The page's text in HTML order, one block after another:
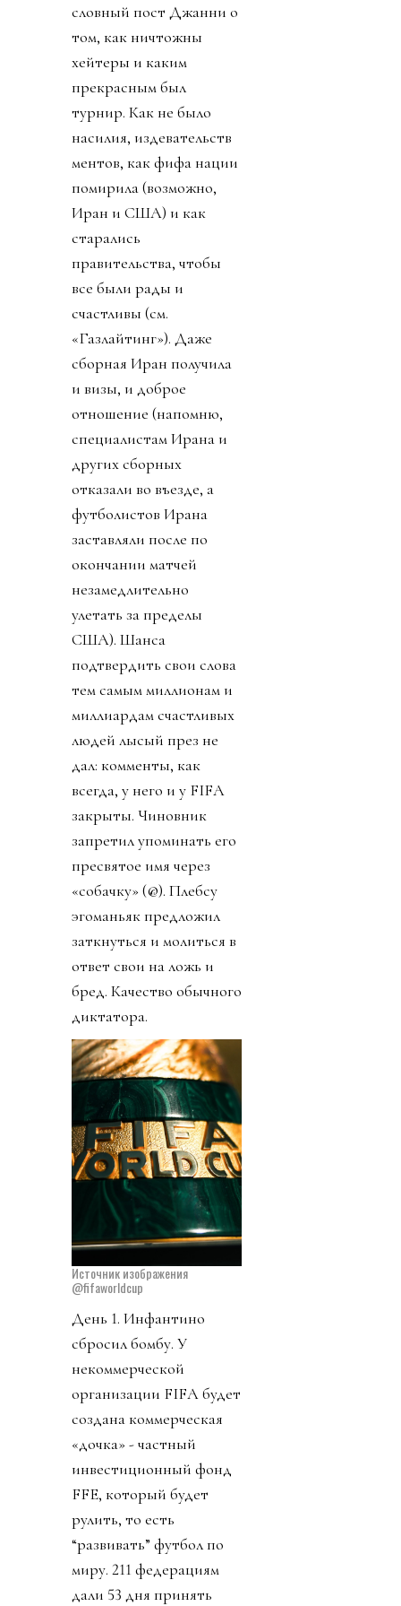
словный пост Джанни о
том, как ничтожны
хейтеры и каким
прекрасным был
турнир. Как не было
насилия, издевательств
ментов, как фифа нации
помирила (возможно,
Иран и США) и как
старались
правительства, чтобы
все были рады и
счастливы (см.
«Газлайтинг»). Даже
сборная Иран получила
и визы, и доброе
отношение (напомню,
специалистам Ирана и
других сборных
отказали во въезде, а
футболистов Ирана
заставляли после по
окончании матчей
незамедлительно
улетать за пределы
США). Шанса
подтвердить свои слова
тем самым миллионам и
миллиардам счастливых
людей лысый през не
дал: комменты, как
всегда, у него и у FIFA
закрыты. Чиновник
запретил упоминать его
пресвятое имя через
«собачку» (@). Плебсу
эгоманьяк предложил
заткнуться и молиться в
ответ свои на ложь и
бред. Качество обычного
диктатора.
Источник изображения
@fifaworldcup
День 1. Инфантино
сбросил бомбу. У
некоммерческой
организации FIFA будет
создана коммерческая
«дочка» - частный
инвестиционный фонд
FFE, который будет
рулить, то есть
“развивать” футбол по
миру. 211 федерациям
дали 53 дня принять